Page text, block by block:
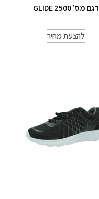
דגם מס’ 2500 GLIDE
להצעת מחיר